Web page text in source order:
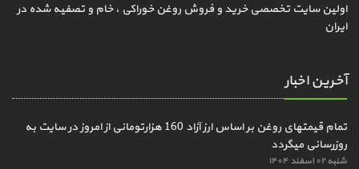
اولین سایت تخصصی خرید و فروش روغن خوراکی ، خام و تصفیه شده در
ایران
آخرین اخبار
تمام قیمتهای روغن بر اساس ارز آزاد 160 هزارتومانی از امروز در سایت به
روزرسانی میگردد
شنبه ۰۲ اسفند ۱۴۰۴